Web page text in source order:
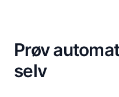
Prøv
selv